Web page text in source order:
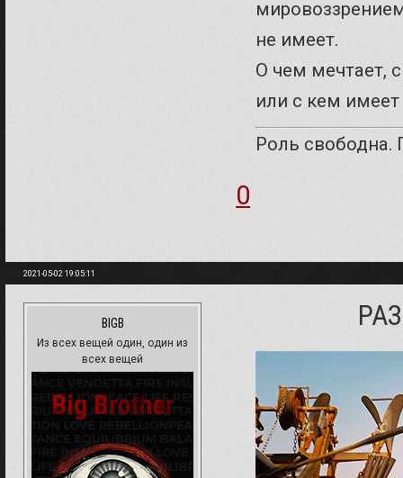
не имеет.
О чем мечтает,
или с кем
Роль свободна.
0
2021-05-02 19:05:11
BIGB
Из всех вещей один, один из
всех вещей